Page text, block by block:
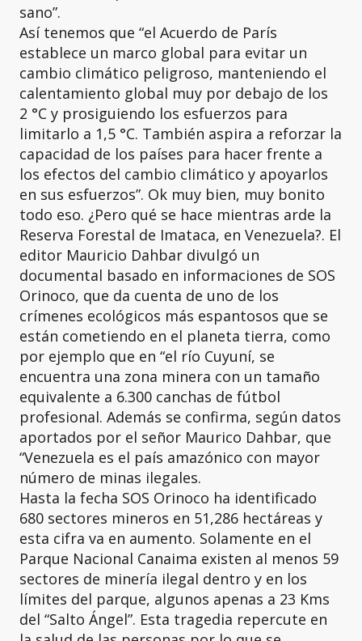
sano”.
Así tenemos que “el Acuerdo de París
establece un marco global para evitar un
cambio climático peligroso, manteniendo el
calentamiento global muy por debajo de los
2 °C y prosiguiendo los esfuerzos para
limitarlo a 1,5 °C. También aspira a reforzar la
capacidad de los países para hacer frente a
los efectos del cambio climático y apoyarlos
en sus esfuerzos”. Ok muy bien, muy bonito
todo eso. ¿Pero qué se hace mientras arde la
Reserva Forestal de Imataca, en Venezuela?. El
editor Mauricio Dahbar divulgó un
documental basado en informaciones de SOS
Orinoco, que da cuenta de uno de los
crímenes ecológicos más espantosos que se
están cometiendo en el planeta tierra, como
por ejemplo que en “el río Cuyuní, se
encuentra una zona minera con un tamaño
equivalente a 6.300 canchas de fútbol
profesional. Además se confirma, según datos
aportados por el señor Maurico Dahbar, que
“Venezuela es el país amazónico con mayor
número de minas ilegales.
Hasta la fecha SOS Orinoco ha identificado
680 sectores mineros en 51,286 hectáreas y
esta cifra va en aumento. Solamente en el
Parque Nacional Canaima existen al menos 59
sectores de minería ilegal dentro y en los
límites del parque, algunos apenas a 23 Kms
del “Salto Ángel”. Esta tragedia repercute en